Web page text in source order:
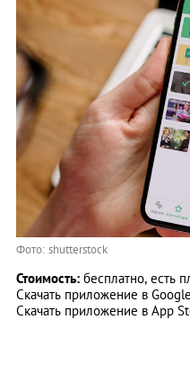
Фото: shutterstock
Стоимость: бесплатно, есть
Скачать приложение в
Скачать приложение в App